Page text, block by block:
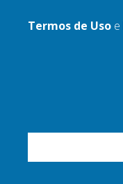
Termos de Uso e